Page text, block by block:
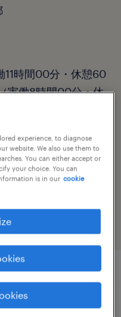
11時間00分・休憩60
実働8時間00分・休
experience, to diagnose
website. We also use them to
You can either accept or
your choice. You can
is in our cookie